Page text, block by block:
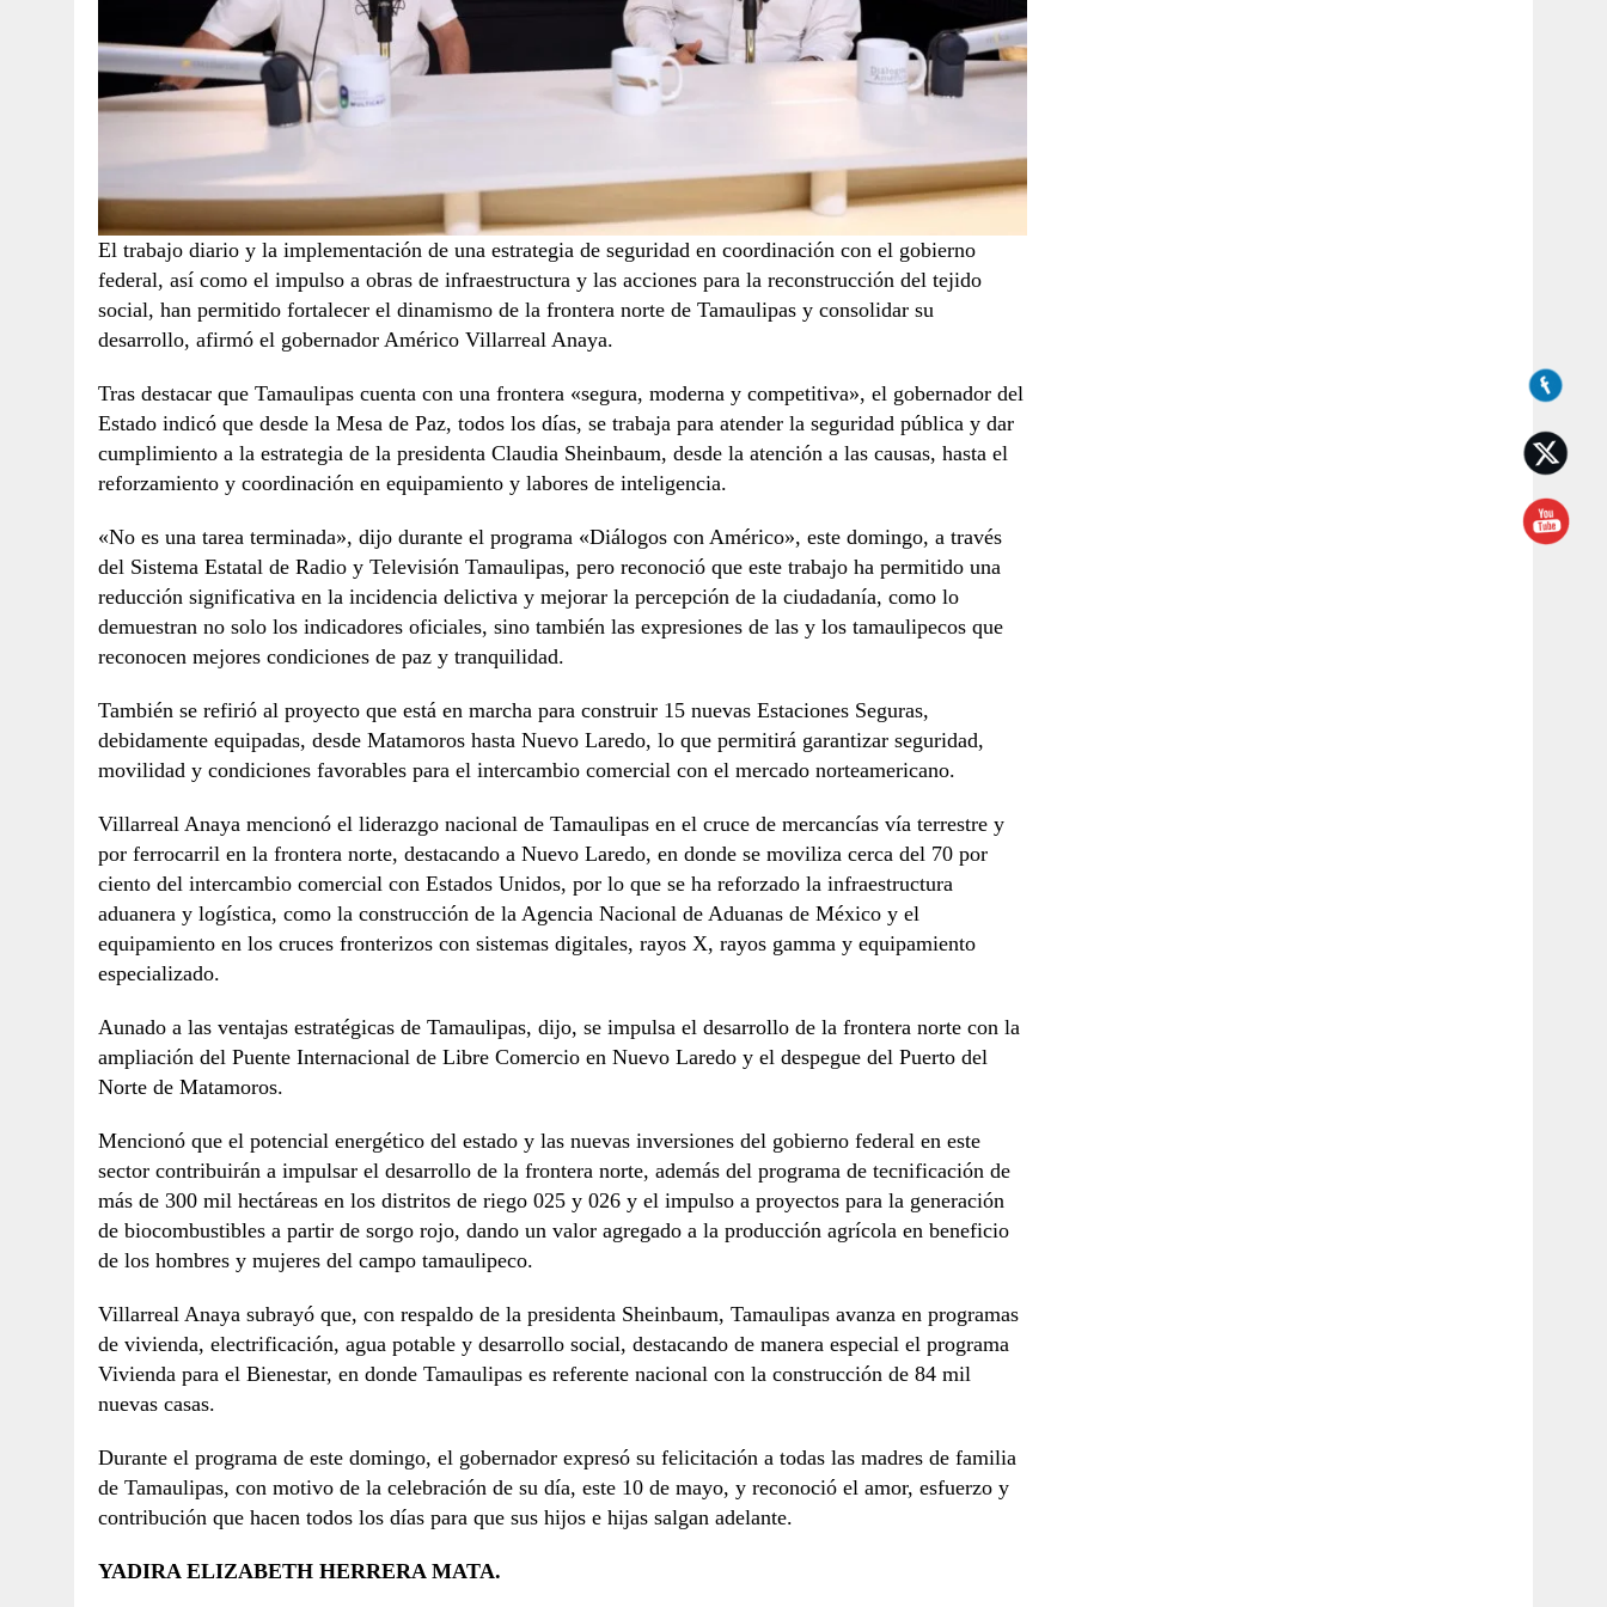
El trabajo diario y la implementación de una estrategia de seguridad en coordinación con el gobierno
federal, así como el impulso a obras de infraestructura y las acciones para la reconstrucción del tejido
social, han permitido fortalecer el dinamismo de la frontera norte de Tamaulipas y consolidar su
desarrollo, afirmó el gobernador Américo Villarreal Anaya.
Tras destacar que Tamaulipas cuenta con una frontera «segura, moderna y competitiva», el gobernador del
Estado indicó que desde la Mesa de Paz, todos los días, se trabaja para atender la seguridad pública y dar
cumplimiento a la estrategia de la presidenta Claudia Sheinbaum, desde la atención a las causas, hasta el
reforzamiento y coordinación en equipamiento y labores de inteligencia.
«No es una tarea terminada», dijo durante el programa «Diálogos con Américo», este domingo, a través
del Sistema Estatal de Radio y Televisión Tamaulipas, pero reconoció que este trabajo ha permitido una
reducción significativa en la incidencia delictiva y mejorar la percepción de la ciudadanía, como lo
demuestran no solo los indicadores oficiales, sino también las expresiones de las y los tamaulipecos que
reconocen mejores condiciones de paz y tranquilidad.
También se refirió al proyecto que está en marcha para construir 15 nuevas Estaciones Seguras,
debidamente equipadas, desde Matamoros hasta Nuevo Laredo, lo que permitirá garantizar seguridad,
movilidad y condiciones favorables para el intercambio comercial con el mercado norteamericano.
Villarreal Anaya mencionó el liderazgo nacional de Tamaulipas en el cruce de mercancías vía terrestre y
por ferrocarril en la frontera norte, destacando a Nuevo Laredo, en donde se moviliza cerca del 70 por
ciento del intercambio comercial con Estados Unidos, por lo que se ha reforzado la infraestructura
aduanera y logística, como la construcción de la Agencia Nacional de Aduanas de México y el
equipamiento en los cruces fronterizos con sistemas digitales, rayos X, rayos gamma y equipamiento
especializado.
Aunado a las ventajas estratégicas de Tamaulipas, dijo, se impulsa el desarrollo de la frontera norte con la
ampliación del Puente Internacional de Libre Comercio en Nuevo Laredo y el despegue del Puerto del
Norte de Matamoros.
Mencionó que el potencial energético del estado y las nuevas inversiones del gobierno federal en este
sector contribuirán a impulsar el desarrollo de la frontera norte, además del programa de tecnificación de
más de 300 mil hectáreas en los distritos de riego 025 y 026 y el impulso a proyectos para la generación
de biocombustibles a partir de sorgo rojo, dando un valor agregado a la producción agrícola en beneficio
de los hombres y mujeres del campo tamaulipeco.
Villarreal Anaya subrayó que, con respaldo de la presidenta Sheinbaum, Tamaulipas avanza en programas
de vivienda, electrificación, agua potable y desarrollo social, destacando de manera especial el programa
Vivienda para el Bienestar, en donde Tamaulipas es referente nacional con la construcción de 84 mil
nuevas casas.
Durante el programa de este domingo, el gobernador expresó su felicitación a todas las madres de familia
de Tamaulipas, con motivo de la celebración de su día, este 10 de mayo, y reconoció el amor, esfuerzo y
contribución que hacen todos los días para que sus hijos e hijas salgan adelante.
YADIRA ELIZABETH HERRERA MATA.